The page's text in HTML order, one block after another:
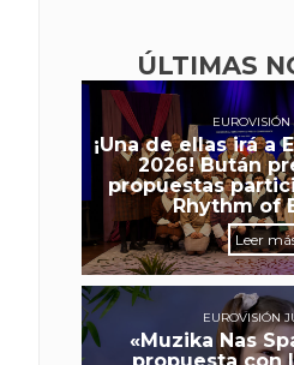
ÚLTIMAS
EUROVISIÓN
¡Una de ellas irá a
2026! Bután
propuestas
Rhythm of
Leer
EUROVISIÓN
«Muzika Nas